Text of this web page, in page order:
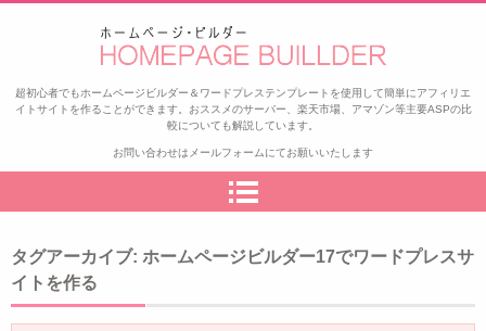
ゼロから始めるアフィリエイト
超初心者でもホームページビルダー＆ワードプレステンプレートを使用して簡単にアフィリエ
イトサイトを作ることができます。おススメのサーバー、楽天市場、アマゾン等主要ASPの比
較についても解説しています。
お問い合わせはメールフォームにてお願いいたします
タグアーカイブ: ホームページビルダー17でワードプレスサ
イトを作る